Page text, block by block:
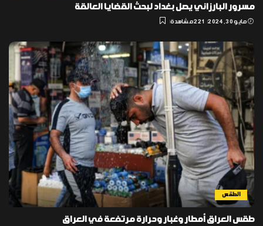
مسرور البارزاني يصل بغداد لبحث القضايا العالقة
مايو 30, 2024 221 مشاهدة
الطقس
طقس العراق أمطار وغبار وحرارة مرتفعة في العراق